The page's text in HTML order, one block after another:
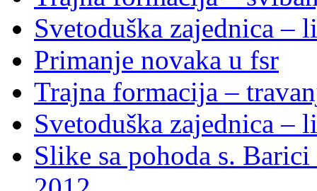
Svetoduška zajednica –
Primanje novaka u fsr
Trajna formacija –
Svetoduška zajednica –
Slike sa pohoda s.